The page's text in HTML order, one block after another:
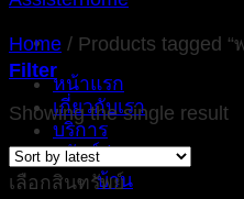
หน้าแรก
เกี่ยวกับเรา
บริการ
ทรัพย์ฝากขาย
บ้าน
Home / Products tagged
Filter
Showing the single result
เลือกสินทรัพย์